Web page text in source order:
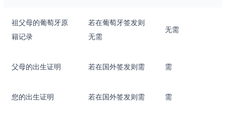
祖父母的葡萄牙原
籍记录
若在葡萄牙签发则
无需
无需
父母的出生证明 若在国外签发则需 需
您的出生证明 若在国外签发则需 需